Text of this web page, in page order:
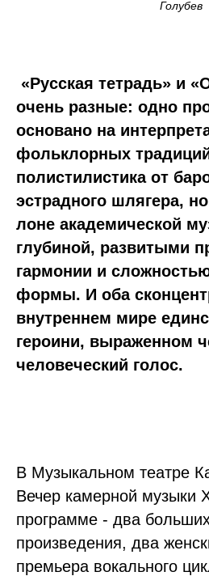
Голубев
«Русская тетрадь» и
очень разные: одно
основано на
фольклорных
полистилистика от
эстрадного шлягера,
лоне академической
глубиной, развитыми
гармонии и
формы. И оба
внутреннем мире
героини, выраженном
человеческий голос.
В Музыкальном театре
Вечер камерной музыки
программе - два
произведения, два
премьера вокального